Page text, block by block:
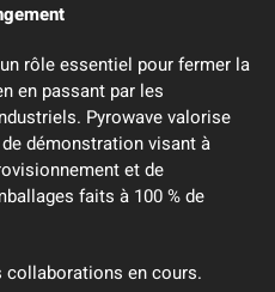
rôle essentiel pour fermer la
en passant par les
Pyrowave valorise
démonstration visant à
et de
faits à 100 % de
collaborations en cours.